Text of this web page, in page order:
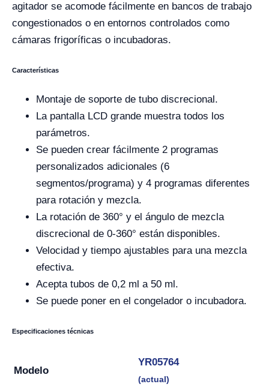
agitador se acomode fácilmente en bancos de trabajo
congestionados o en entornos controlados como
cámaras frigoríficas o incubadoras.
Características
Montaje de soporte de tubo discrecional.
La pantalla LCD grande muestra todos los
parámetros.
Se pueden crear fácilmente 2 programas
personalizados adicionales (6
segmentos/programa) y 4 programas diferentes
para rotación y mezcla.
La rotación de 360° y el ángulo de mezcla
discrecional de 0-360° están disponibles.
Velocidad y tiempo ajustables para una mezcla
efectiva.
Acepta tubos de 0,2 ml a 50 ml.
Se puede poner en el congelador o incubadora.
Especificaciones técnicas
Modelo
YR05764
(actual)